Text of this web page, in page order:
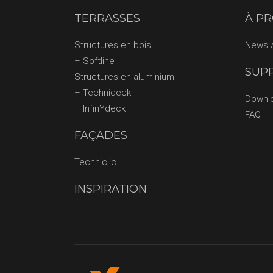
TERRASSES
Structures en bois
– Softline
Structures en aluminium
– Technideck
– InfinYdeck
FAÇADES
Techniclic
INSPIRATION
À
News
FAQ